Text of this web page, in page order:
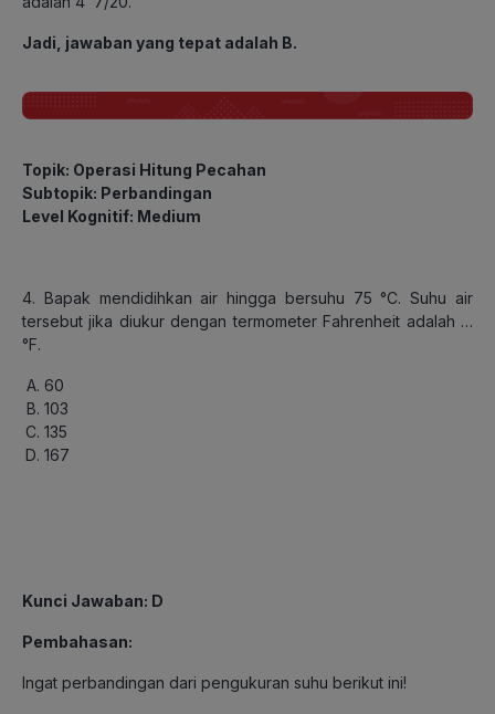
Jadi, jawaban yang tepat adalah B.
Topik: Operasi Hitung Pecahan
Subtopik: Perbandingan
Level Kognitif: Medium
4. Bapak mendidihkan air hingga bersuhu 75 °C. Suhu air
tersebut jika diukur dengan termometer Fahrenheit adalah …
°F.
60
103
135
167
Kunci Jawaban: D
Pembahasan:
Ingat perbandingan dari pengukuran suhu berikut ini!